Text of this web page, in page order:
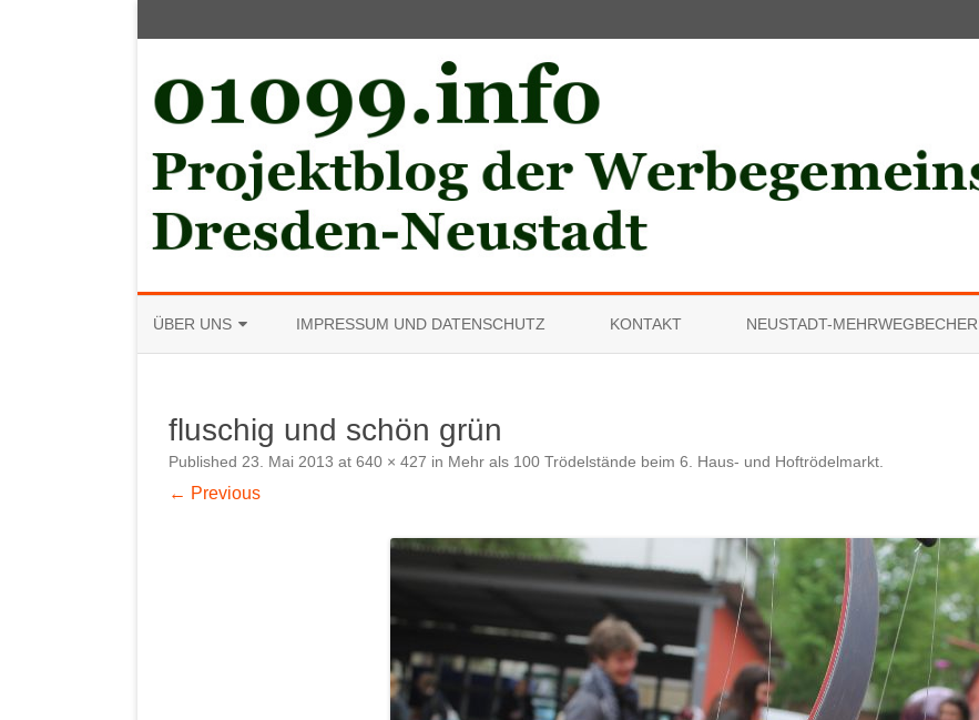
to
ÜBER UNS IMPRESSUM UND DATENSCHUTZ KONTAKT NEUSTADT-MEHRWEGBECHER
fluschig und schön grün
Published 23. Mai 2013 at 640 × 427 in Mehr als 100 Trödelstände beim 6. Haus- und Hoftrödelmarkt.
← Previous